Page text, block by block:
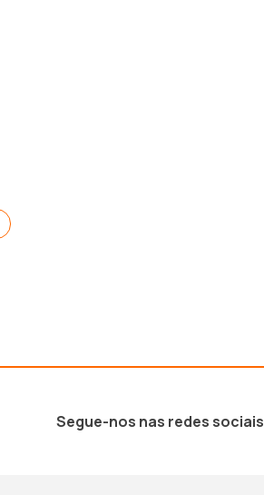
Segue-nos nas redes sociais